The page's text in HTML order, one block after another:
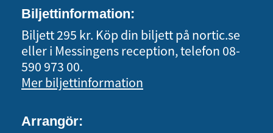
Biljettinformation:
Biljett 295 kr. Köp din biljett på nortic.se
eller i Messingens reception, telefon 08-
590 973 00.
Mer biljettinformation
Arrangör: